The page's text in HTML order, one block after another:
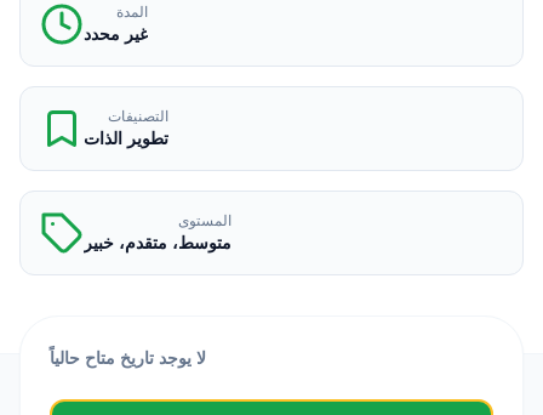
المدة
غير محدد
التصنيفات
تطوير الذات
المستوى
متوسط، متقدم، خبير
لا يوجد تاريخ متاح حالياً